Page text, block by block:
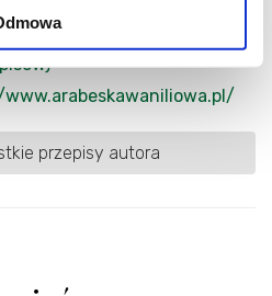
przepisy autora